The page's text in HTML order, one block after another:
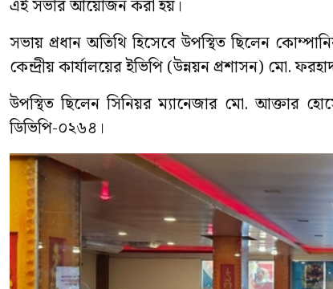
এই সভার আয়োজন করা হয়।
সভায় প্রধান অতিথি হিসেবে উপস্থিত ছিলেন
কেন্দ্রীয় কার্যালয়ের ইভিপি (উন্নয়ন প্রশাসন) মো.
উপস্থিত ছিলেন সিনিয়র ম্যানেজার মো. আক্তার
ডিভিপি-০২৬৪।